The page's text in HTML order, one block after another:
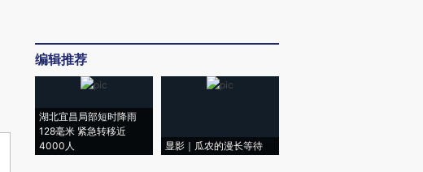
编辑推荐
湖北宜昌局部短时降雨
128毫米 紧急转移近
4000人
显影｜瓜农的漫长等待